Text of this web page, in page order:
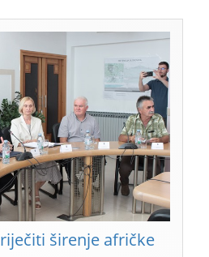
širenje afričke